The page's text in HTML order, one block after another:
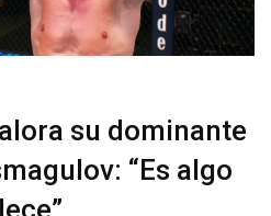
su dominante
“Es algo